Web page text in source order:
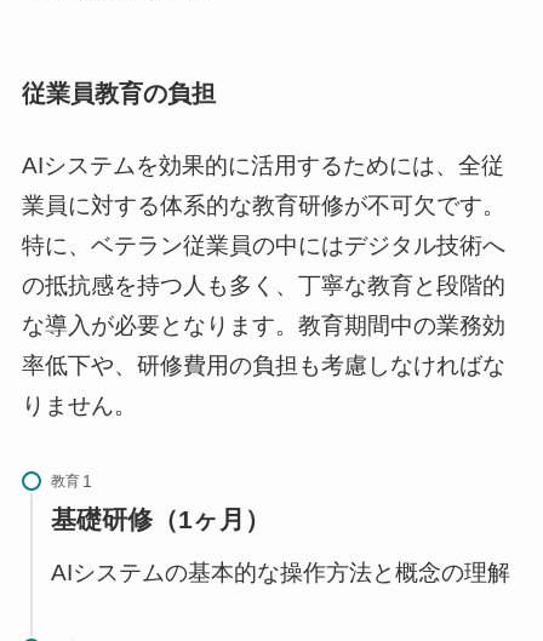
従業員教育の負担
AIシステムを効果的に活用するためには、全従
業員に対する体系的な教育研修が不可欠です。
特に、ベテラン従業員の中にはデジタル技術へ
の抵抗感を持つ人も多く、丁寧な教育と段階的
な導入が必要となります。教育期間中の業務効
率低下や、研修費用の負担も考慮しなければな
りません。
教育
基礎研修（1ヶ月）
AIシステムの基本的な操作方法と概念の理解